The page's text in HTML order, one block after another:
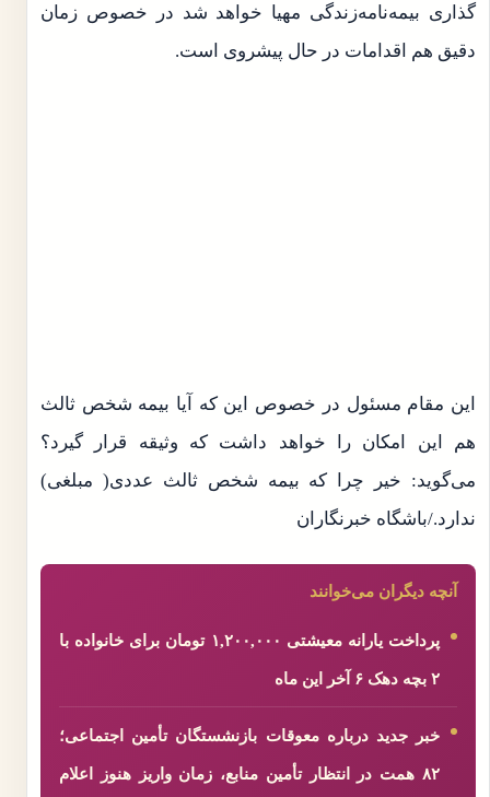
گذاری بیمه‌نامه‌زندگی مهیا خواهد شد در خصوص زمان
دقیق هم اقدامات در حال پیشروی است.
این مقام مسئول در خصوص این که آیا بیمه شخص ثالث
هم این امکان را خواهد داشت که وثیقه قرار گیرد؟
می‌گوید: خیر چرا که بیمه شخص ثالث عددی( مبلغی)
ندارد./باشگاه خبرنگاران
آنچه دیگران می‌خوانند
پرداخت یارانه معیشتی ۱,۲۰۰,۰۰۰ تومان برای خانواده با
۲ بچه دهک ۶ آخر این ماه
خبر جدید درباره معوقات بازنشستگان تأمین اجتماعی؛
۸۲ همت در انتظار تأمین منابع، زمان واریز هنوز اعلام